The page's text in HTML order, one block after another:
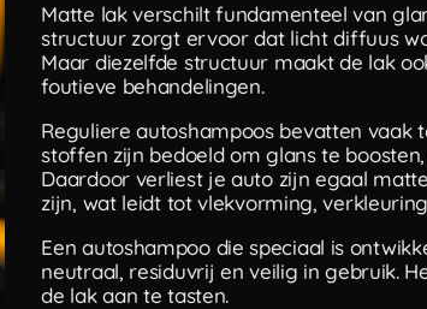
Matte lak verschilt fundamenteel van
structuur zorgt ervoor dat licht diffuus
Maar diezelfde structuur maakt de lak
foutieve behandelingen.
Reguliere autoshampoos bevatten vaak
stoffen zijn bedoeld om glans te
Daardoor verliest je auto zijn egaal
zijn, wat leidt tot vlekvorming,
Een autoshampoo die speciaal is
neutraal, residuvrij en veilig in gebruik.
de lak aan te tasten.